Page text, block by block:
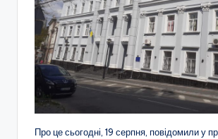
Про це сьогодні, 19 серпня, повідомили у